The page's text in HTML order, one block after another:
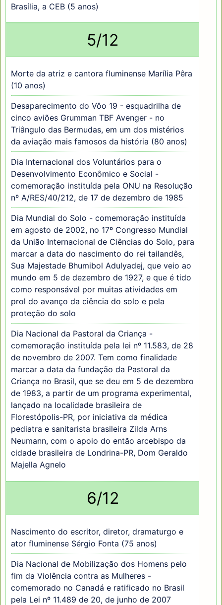
Brasília, a CEB (5 anos)
5/12
Morte da atriz e cantora fluminense Marília Pêra
(10 anos)
Desaparecimento do Vôo 19 - esquadrilha de
cinco aviões Grumman TBF Avenger - no
Triângulo das Bermudas, em um dos mistérios
da aviação mais famosos da história (80 anos)
Dia Internacional dos Voluntários para o
Desenvolvimento Econômico e Social -
comemoração instituída pela ONU na Resolução
nº A/RES/40/212, de 17 de dezembro de 1985
Dia Mundial do Solo - comemoração instituída
em agosto de 2002, no 17º Congresso Mundial
da União Internacional de Ciências do Solo, para
marcar a data do nascimento do rei tailandês,
Sua Majestade Bhumibol Adulyadej, que veio ao
mundo em 5 de dezembro de 1927, e que é tido
como responsável por muitas atividades em
prol do avanço da ciência do solo e pela
proteção do solo
Dia Nacional da Pastoral da Criança -
comemoração instituída pela lei nº 11.583, de 28
de novembro de 2007. Tem como finalidade
marcar a data da fundação da Pastoral da
Criança no Brasil, que se deu em 5 de dezembro
de 1983, a partir de um programa experimental,
lançado na localidade brasileira de
Florestópolis-PR, por iniciativa da médica
pediatra e sanitarista brasileira Zilda Arns
Neumann, com o apoio do então arcebispo da
cidade brasileira de Londrina-PR, Dom Geraldo
Majella Agnelo
6/12
Nascimento do escritor, diretor, dramaturgo e
ator fluminense Sérgio Fonta (75 anos)
Dia Nacional de Mobilização dos Homens pelo
fim da Violência contra as Mulheres -
comemorado no Canadá e ratificado no Brasil
pela Lei nº 11.489 de 20, de junho de 2007